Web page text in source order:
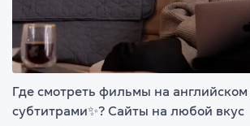
Где смотреть фильмы на английском
субтитрами✨? Сайты на любой вкус